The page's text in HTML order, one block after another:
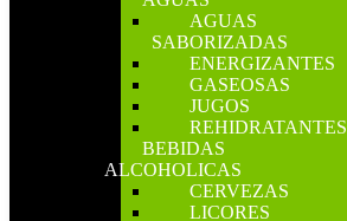
AGUAS
SABORIZADAS
ENERGIZANTES
GASEOSAS
JUGOS
REHIDRATANTES
BEBIDAS
ALCOHOLICAS
CERVEZAS
LICORES